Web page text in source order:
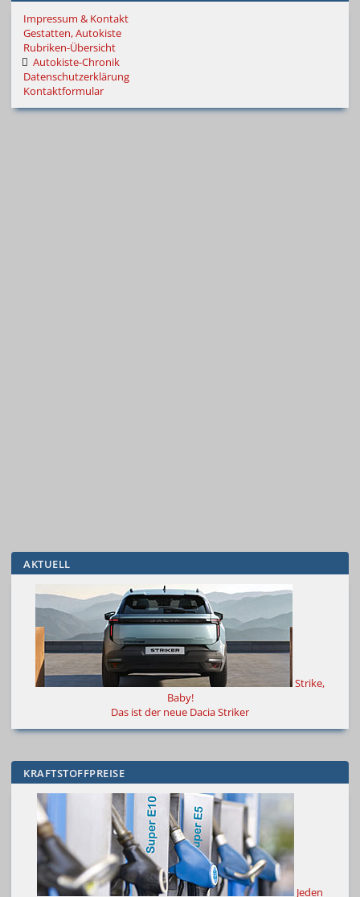
Impressum & Kontakt
Gestatten, Autokiste
Rubriken-Übersicht
Autokiste-Chronik
Datenschutzerklärung
Kontaktformular
AKTUELL
Strike,
Baby!
Das ist der neue Dacia Striker
KRAFTSTOFFPREISE
Jeden